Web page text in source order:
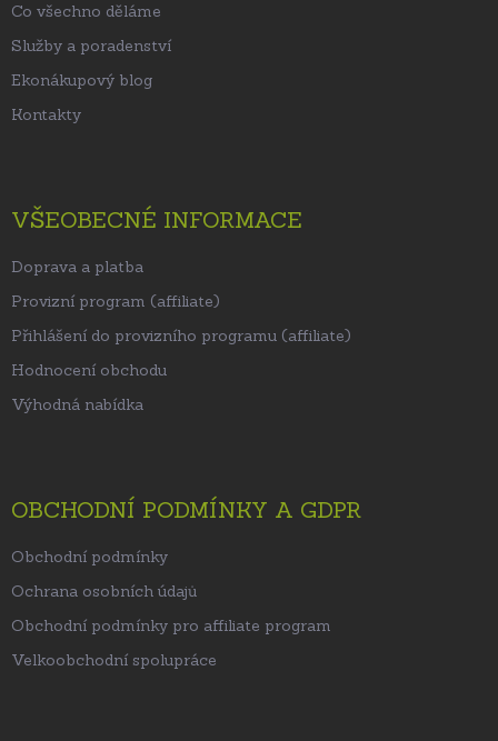
Co všechno děláme
Služby a poradenství
Ekonákupový blog
Kontakty
VŠEOBECNÉ INFORMACE
Doprava a platba
Provizní program (affiliate)
Přihlášení do provizního programu (affiliate)
Hodnocení obchodu
Výhodná nabídka
OBCHODNÍ PODMÍNKY A GDPR
Obchodní podmínky
Ochrana osobních údajů
Obchodní podmínky pro affiliate program
Velkoobchodní spolupráce